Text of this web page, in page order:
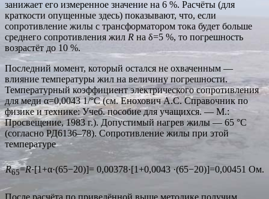
занижает его измеренное значение на 6 %. Расчёты (для
краткости опущенные здесь) показывают, что, если
сопротивление жилы с трансформатором тока будет больше
среднего сопротивления жил R на δ=5 %, то погрешность
возрастёт до 10 %.
Последний момент, который остался не охваченным —
влияние температуры жил на величину погрешности.
Температурный коэффициент электрического сопротивления
для меди α=0,0043 1/°C (см. Енохович А.С. Справочник по
физике и технике: Учеб. пособие для учащихся. — М.:
Просвещение, 1983 г.). Допустимый нагрев жилы — 65 °C
(согласно РД6136–78). Сопротивление жилы при этой
температуре
R65=R·[1+α·(65−20)]= 0,00378·[1+0,0043 ·(65−20)]=0,00451 Ом.